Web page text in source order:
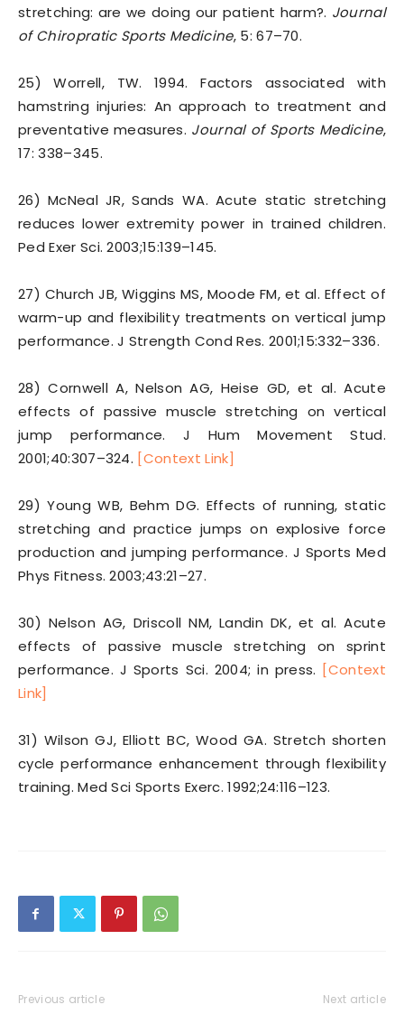
stretching: are we doing our patient harm?. Journal
of Chiropratic Sports Medicine, 5: 67–70.
25) Worrell, TW. 1994. Factors associated with
hamstring injuries: An approach to treatment and
preventative measures. Journal of Sports Medicine,
17: 338–345.
26) McNeal JR, Sands WA. Acute static stretching
reduces lower extremity power in trained children.
Ped Exer Sci. 2003;15:139–145.
27) Church JB, Wiggins MS, Moode FM, et al. Effect of
warm-up and flexibility treatments on vertical jump
performance. J Strength Cond Res. 2001;15:332–336.
28) Cornwell A, Nelson AG, Heise GD, et al. Acute
effects of passive muscle stretching on vertical
jump performance. J Hum Movement Stud.
2001;40:307–324. [Context Link]
29) Young WB, Behm DG. Effects of running, static
stretching and practice jumps on explosive force
production and jumping performance. J Sports Med
Phys Fitness. 2003;43:21–27.
30) Nelson AG, Driscoll NM, Landin DK, et al. Acute
effects of passive muscle stretching on sprint
performance. J Sports Sci. 2004; in press. [Context
Link]
31) Wilson GJ, Elliott BC, Wood GA. Stretch shorten
cycle performance enhancement through flexibility
training. Med Sci Sports Exerc. 1992;24:116–123.
Previous article Next article